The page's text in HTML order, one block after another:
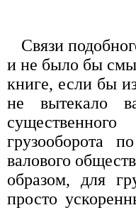
Связи
и не было бы
книге, если бы
не вытекало
грузооборота
валового
образом, для
просто